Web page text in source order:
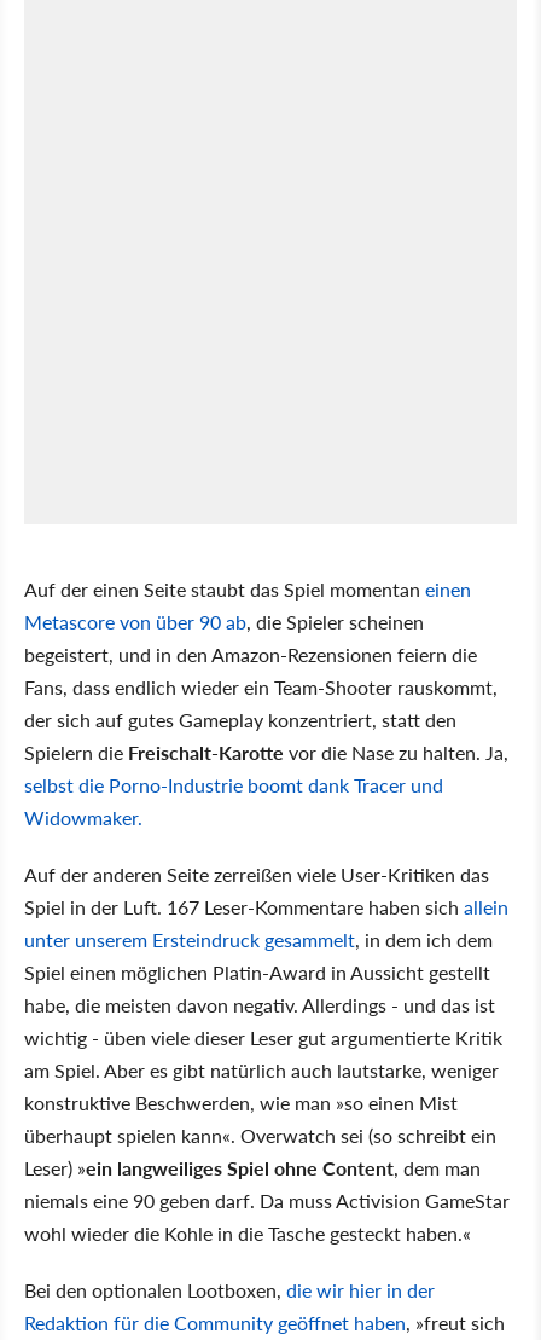
Auf der einen Seite staubt das Spiel momentan einen
Metascore von über 90 ab, die Spieler scheinen
begeistert, und in den Amazon-Rezensionen feiern die
Fans, dass endlich wieder ein Team-Shooter rauskommt,
der sich auf gutes Gameplay konzentriert, statt den
Spielern die Freischalt-Karotte vor die Nase zu halten. Ja,
selbst die Porno-Industrie boomt dank Tracer und
Widowmaker.
Auf der anderen Seite zerreißen viele User-Kritiken das
Spiel in der Luft. 167 Leser-Kommentare haben sich allein
unter unserem Ersteindruck gesammelt, in dem ich dem
Spiel einen möglichen Platin-Award in Aussicht gestellt
habe, die meisten davon negativ. Allerdings - und das ist
wichtig - üben viele dieser Leser gut argumentierte Kritik
am Spiel. Aber es gibt natürlich auch lautstarke, weniger
konstruktive Beschwerden, wie man »so einen Mist
überhaupt spielen kann«. Overwatch sei (so schreibt ein
Leser) »ein langweiliges Spiel ohne Content, dem man
niemals eine 90 geben darf. Da muss Activision GameStar
wohl wieder die Kohle in die Tasche gesteckt haben.«
Bei den optionalen Lootboxen, die wir hier in der
Redaktion für die Community geöffnet haben, »freut sich